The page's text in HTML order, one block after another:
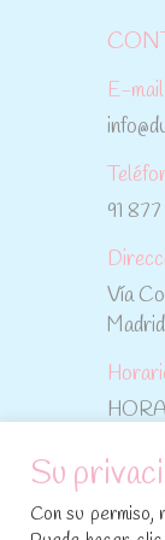
E-mail
91
Vía
Madrid
No te
Su
Con su permiso,